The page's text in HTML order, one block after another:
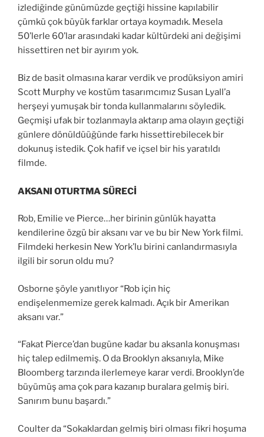
izlediğinde günümüzde geçtiği hissine kapılabilir
çümkü çok büyük farklar ortaya koymadık. Mesela
50’lerle 60’lar arasındaki kadar kültürdeki ani değişimi
hissettiren net bir ayırım yok.
Biz de basit olmasına karar verdik ve prodüksiyon amiri
Scott Murphy ve kostüm tasarımcımız Susan Lyall’a
herşeyi yumuşak bir tonda kullanmalarını söyledik.
Geçmişi ufak bir tozlanmayla aktarıp ama olayın geçtiği
günlere dönüldüüğünde farkı hissettirebilecek bir
dokunuş istedik. Çok hafif ve içsel bir his yaratıldı
filmde.
AKSANI OTURTMA SÜRECİ
Rob, Emilie ve Pierce…her birinin günlük hayatta
kendilerine özgü bir aksanı var ve bu bir New York filmi.
Filmdeki herkesin New York’lu birini canlandırmasıyla
ilgili bir sorun oldu mu?
Osborne şöyle yanıtlıyor “Rob için hiç
endişelenmemize gerek kalmadı. Açık bir Amerikan
aksanı var.”
“Fakat Pierce’dan bugüne kadar bu aksanla konuşması
hiç talep edilmemiş. O da Brooklyn aksanıyla, Mike
Bloomberg tarzında ilerlemeye karar verdi. Brooklyn’de
büyümüş ama çok para kazanıp buralara gelmiş biri.
Sanırım bunu başardı.”
Coulter da “Sokaklardan gelmiş biri olması fikri hoşuma